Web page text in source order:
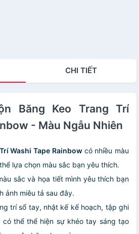
CHI TIẾT
Băng Keo Trang Trí
- Màu Ngẫu Nhiên
Washi Tape Rainbow có nhiều màu
lựa chọn màu sắc bạn yêu thích.
sắc và họa tiết mình yêu thích bạn
ảnh miêu tả sau đây.
trí sổ tay, nhật kế kế hoạch, tập ghi
thể thể hiện sự khéo tay sáng tạo